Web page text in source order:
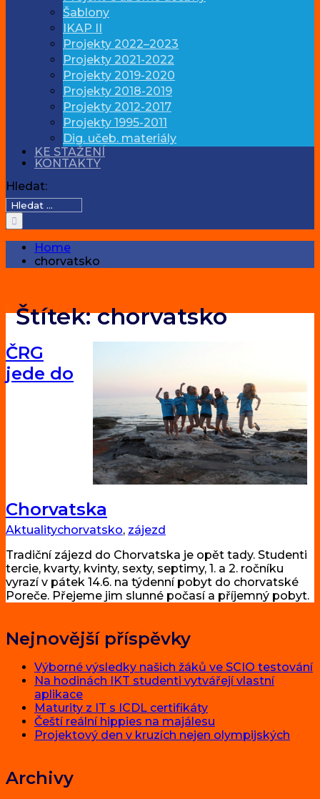
Šablony
IKAP II
Projekty 2022–2023
Projekty 2021-2022
Projekty 2019-2020
Projekty 2018-2019
Projekty 2012-2017
Projekty 1995-2011
Dig. učeb. materiály
KE STAŽENÍ
KONTAKTY
Hledat:
Home
chorvatsko
Štítek:chorvatsko
ČRG
jede do
Chorvatska
Aktualitychorvatsko, zájezd
Tradiční zájezd do Chorvatska je opět tady. Studenti
tercie, kvarty, kvinty, sexty, septimy, 1. a 2. ročníku
vyrazí v pátek 14.6. na týdenní pobyt do chorvatské
Poreče. Přejeme jim slunné počasí a příjemný pobyt.
Nejnovější příspěvky
Výborné výsledky našich žáků ve SCIO testování
Na hodinách IKT studenti vytvářejí vlastní
aplikace
Maturity z IT s ICDL certifikáty
Čeští reální hippies na majálesu
Projektový den v kruzích nejen olympijských
Archivy